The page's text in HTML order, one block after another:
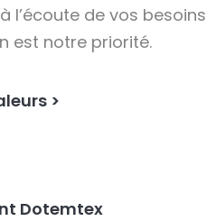
l’écoute de vos besoins
est notre priorité.
>
Dotemtex